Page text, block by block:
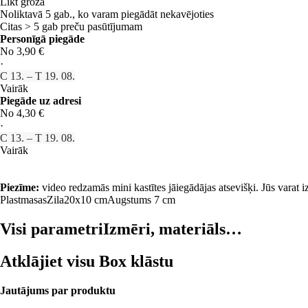
Noliktavā 5 gab., ko varam piegādāt nekavējoties
Citas > 5 gab preču pasūtījumam
Personīgā piegāde
No 3,90 €
·
C 13. – T 19. 08.
Vairāk
Piegāde uz adresi
No 4,30 €
·
C 13. – T 19. 08.
Vairāk
Piezīme: video redzamās mini kastītes jāiegādājas atsevišķi. Jūs varat
PlastmasasZila20x10 cmAugstums 7 cm
Visi parametriIzmēri, materiāls…
Atklājiet visu Box klāstu
Jautājums par produktu